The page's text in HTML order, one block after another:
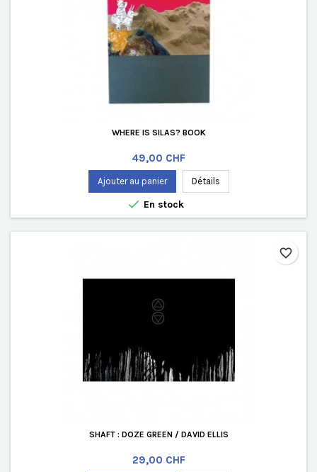
WHERE IS SILAS? BOOK
Prix
49,00 CHF
Ajouter au panier Détails
 En stock
SHAFT : DOZE GREEN / DAVID ELLIS
Prix
29,00 CHF
favorite_border